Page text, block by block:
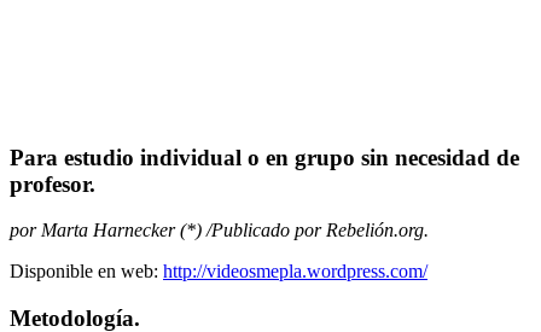
Para estudio individual o en grupo sin necesidad de
profesor.
por Marta Harnecker (*) /Publicado por Rebelión.org.
Disponible en web: http://videosmepla.wordpress.com/
Metodología.